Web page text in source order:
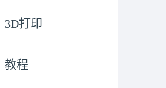
3D打印
教程